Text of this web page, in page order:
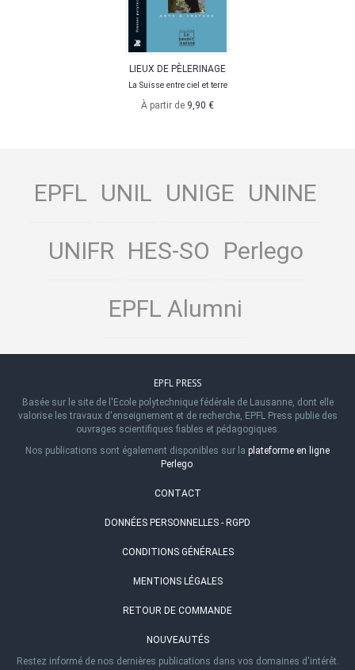
LIEUX DE PÈLERINAGE
La Suisse entre ciel et terre
À partir de 9,90 €
EPFL UNIL UNIGE UNINE
UNIFR HES-SO Perlego
EPFL Alumni
EPFL PRESS
Basée sur le site de l'Ecole polytechnique fédérale de Lausanne, dont elle
valorise les travaux d'enseignement et de recherche, EPFL Press publie des
ouvrages scientifiques fiables et pédagogiques.
Nos publications sont également disponibles sur la plateforme en ligne
Perlego.
CONTACT
DONNÉES PERSONNELLES - RGPD
CONDITIONS GÉNÉRALES
MENTIONS LÉGALES
RETOUR DE COMMANDE
NOUVEAUTÉS
Restez informé de nos dernières publications dans vos domaines d'intérêt.